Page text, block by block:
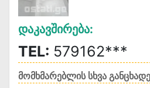
Დაკავშირება:
TEL: 579162***
მომხმარებლის სხვა